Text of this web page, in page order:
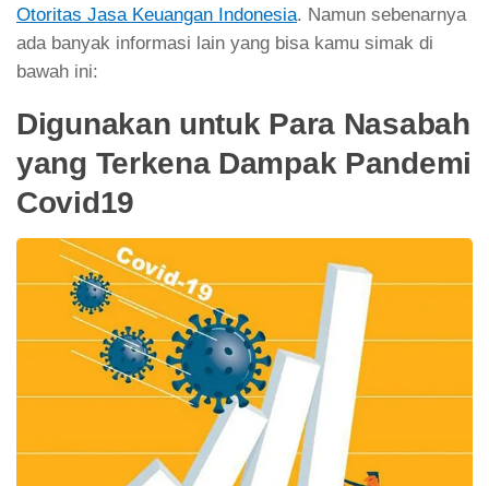
Otoritas Jasa Keuangan Indonesia. Namun sebenarnya
ada banyak informasi lain yang bisa kamu simak di
bawah ini:
Digunakan untuk Para Nasabah
yang Terkena Dampak Pandemi
Covid19